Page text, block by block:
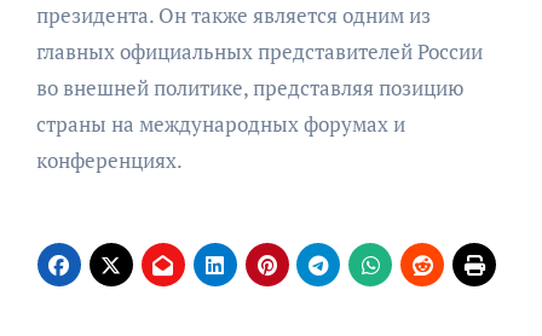
президента. Он также является одним из
главных официальных представителей России
во внешней политике, представляя позицию
страны на международных форумах и
конференциях.